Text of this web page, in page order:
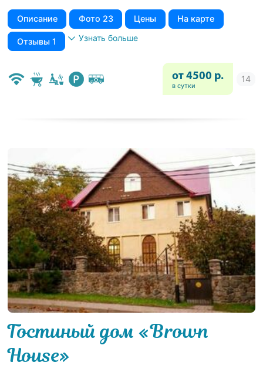
Описание Фото 23 Цены На карте
Отзывы 1 Узнать больше
от 4500 р.
в сутки
Гостиный дом «Brown
House»